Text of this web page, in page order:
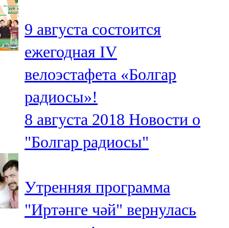
Шәмәрдән
102,3 FM
Яңа чишмә
107,0 FM
Яр Чаллы
105,5 FM
9 августа состоится
ежегодная IV
велоэстафета «Болгар
радиосы»!
8 августа 2018 Новости о
"Болгар радиосы"
Утренняя программа
"Иртәнге чәй" вернулась